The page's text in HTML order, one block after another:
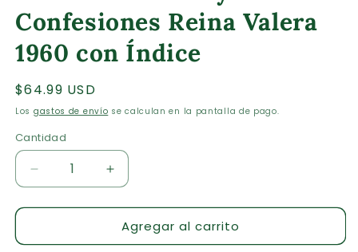
Confesiones Reina Valera
1960 con Índice
Precio
habitual
$64.99 USD
Los gastos de envío se calculan en la pantalla de pago.
Cantidad
Cantidad
Reducir
cantidad
para
de
Aumentar
cantidad
para
Biblia
de
Agregar al carrito